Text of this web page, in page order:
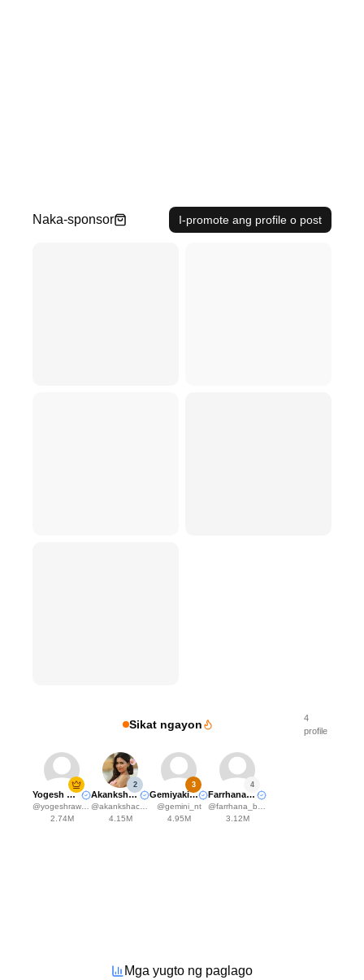
Naka-sponsor I-promote ang profile o post
Sikat ngayon
4
profile
Yogesh Rawat
@yogeshrawat04
2.74M
2
Akanksha Choudhary
@akankshachoudhary_official
4.15M
3
Gemiyakii♊️
@gemini_nt
4.95M
4
Farrhana Bhatt
@farrhana_bhatt
3.12M
Mga yugto ng paglago